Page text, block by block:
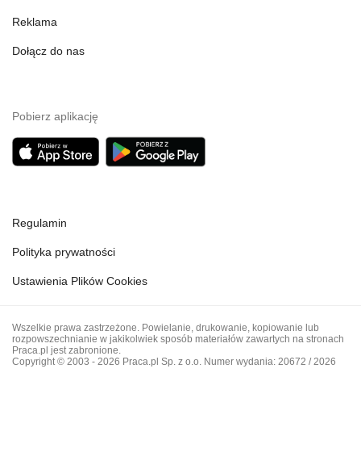
Reklama
Dołącz do nas
Pobierz aplikację
Regulamin
Polityka prywatności
Ustawienia Plików Cookies
Wszelkie prawa zastrzeżone. Powielanie, drukowanie, kopiowanie lub
rozpowszechnianie w jakikolwiek sposób materiałów zawartych na stronach
Praca.pl jest zabronione.
Copyright © 2003 - 2026 Praca.pl Sp. z o.o. Numer wydania: 20672 / 2026